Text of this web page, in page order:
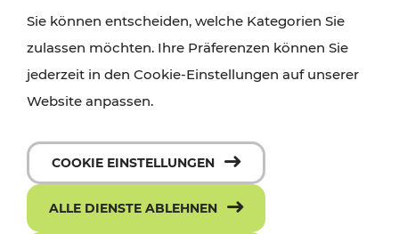
Sie können entscheiden, welche Kategorien Sie
zulassen möchten. Ihre Präferenzen können Sie
jederzeit in den Cookie-Einstellungen auf unserer
Website anpassen.
COOKIE EINSTELLUNGEN
ALLE DIENSTE ABLEHNEN